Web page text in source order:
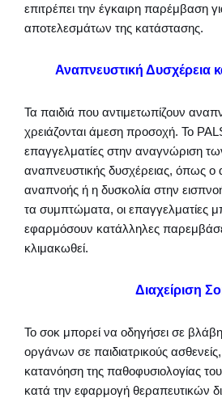
επιτρέπει την έγκαιρη παρέμβαση
αποτελεσμάτων της κατάστασης.
Αναπνευστική Δυσχέρεια
Τα παιδιά που αντιμετωπίζουν
χρειάζονται άμεση προσοχή. Το
επαγγελματίες στην αναγνώριση
αναπνευστικής δυσχέρειας, όπως ο
αναπνοής ή η δυσκολία στην
τα συμπτώματα, οι επαγγελματίες
εφαρμόσουν κατάλληλες
κλιμακωθεί.
Διαχείριση
Το σοκ μπορεί να οδηγήσει σε
οργάνων σε παιδιατρικούς
κατανόηση της παθοφυσιολογίας του
κατά την εφαρμογή θεραπευτικών